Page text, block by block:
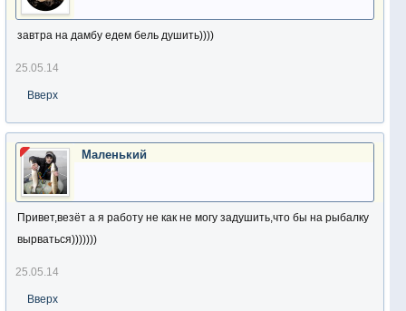
завтра на дамбу едем бель душить))))
25.05.14
Вверх
Маленький
Привет,везёт а я работу не как не могу задушить,что бы на рыбалку
вырваться)))))))
25.05.14
Вверх